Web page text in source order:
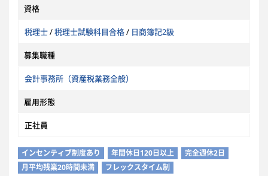
資格
税理士/税理士試験科目合格/ 日商簿記2級
募集職種
会計事務所（資産税業務全般）
雇用形態
正社員
インセンティブ制度あり 年間休日120日以上
完全週休2日
月平均残業20時間未満
フレックスタイム制